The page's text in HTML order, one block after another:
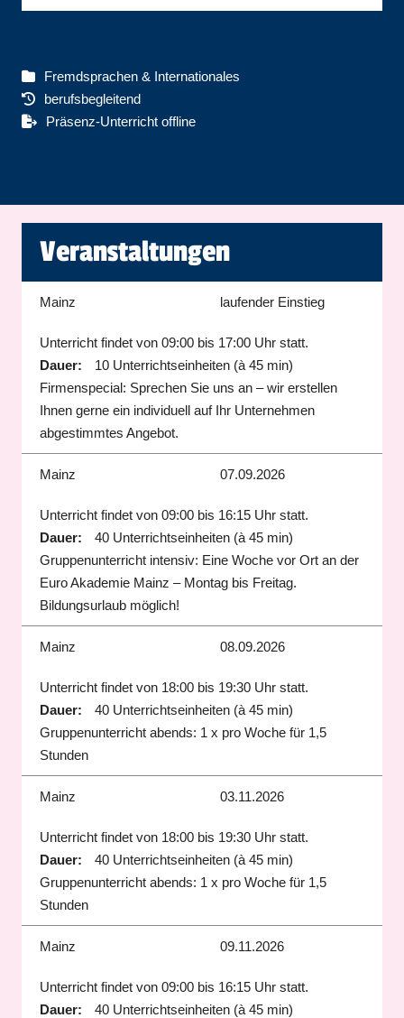
Fremdsprachen & Internationales
berufsbegleitend
Präsenz-Unterricht offline
Veranstaltungen
Mainz laufender Einstieg
Unterricht findet von 09:00 bis 17:00 Uhr statt.
Dauer:
10 Unterrichtseinheiten (à 45 min)
Firmenspecial: Sprechen Sie uns an – wir erstellen
Ihnen gerne ein individuell auf Ihr Unternehmen
abgestimmtes Angebot.
Mainz 07.09.2026
Unterricht findet von 09:00 bis 16:15 Uhr statt.
Dauer:
40 Unterrichtseinheiten (à 45 min)
Gruppenunterricht intensiv: Eine Woche vor Ort an der
Euro Akademie Mainz – Montag bis Freitag.
Bildungsurlaub möglich!
Mainz 08.09.2026
Unterricht findet von 18:00 bis 19:30 Uhr statt.
Dauer:
40 Unterrichtseinheiten (à 45 min)
Gruppenunterricht abends: 1 x pro Woche für 1,5
Stunden
Mainz 03.11.2026
Unterricht findet von 18:00 bis 19:30 Uhr statt.
Dauer:
40 Unterrichtseinheiten (à 45 min)
Gruppenunterricht abends: 1 x pro Woche für 1,5
Stunden
Mainz 09.11.2026
Unterricht findet von 09:00 bis 16:15 Uhr statt.
Dauer:
40 Unterrichtseinheiten (à 45 min)